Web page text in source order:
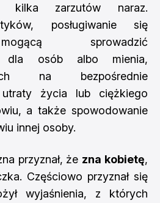
kilka zarzutów naraz.
posługiwanie się
sprowadzić
dla osób albo mienia,
na bezpośrednie
utraty życia lub ciężkiego
a także spowodowanie
innej osoby.
przyznał, że zna kobietę,
Częściowo przyznał się
wyjaśnienia, z których